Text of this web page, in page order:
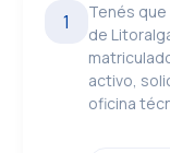
1
Tenés
de
activo,
oficina